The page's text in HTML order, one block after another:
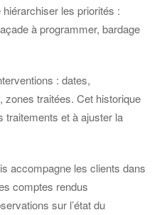
les priorités :
à programmer, bardage
: dates,
zones traitées. Cet historique
traitements et à ajuster la
accompagne les clients dans
comptes rendus
sur l’état du